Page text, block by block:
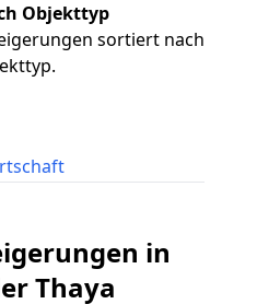
Objekttyp
sortiert nach
in
Thaya